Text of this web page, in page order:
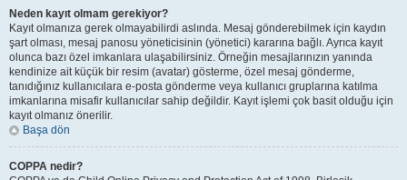
Neden kayıt olmam gerekiyor?
Kayıt olmanıza gerek olmayabilirdi aslında. Mesaj gönderebilmek için kaydın
şart olması, mesaj panosu yöneticisinin (yönetici) kararına bağlı. Ayrıca kayıt
olunca bazı özel imkanlara ulaşabilirsiniz. Örneğin mesajlarınızın yanında
kendinize ait küçük bir resim (avatar) gösterme, özel mesaj gönderme,
tanıdığınız kullanıcılara e-posta gönderme veya kullanıcı gruplarına katılma
imkanlarına misafir kullanıcılar sahip değildir. Kayıt işlemi çok basit olduğu için
kayıt olmanız önerilir.
Başa dön
COPPA nedir?